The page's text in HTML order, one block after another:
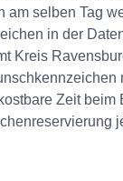
selben Tag
in der
Kreis
Zeit beim